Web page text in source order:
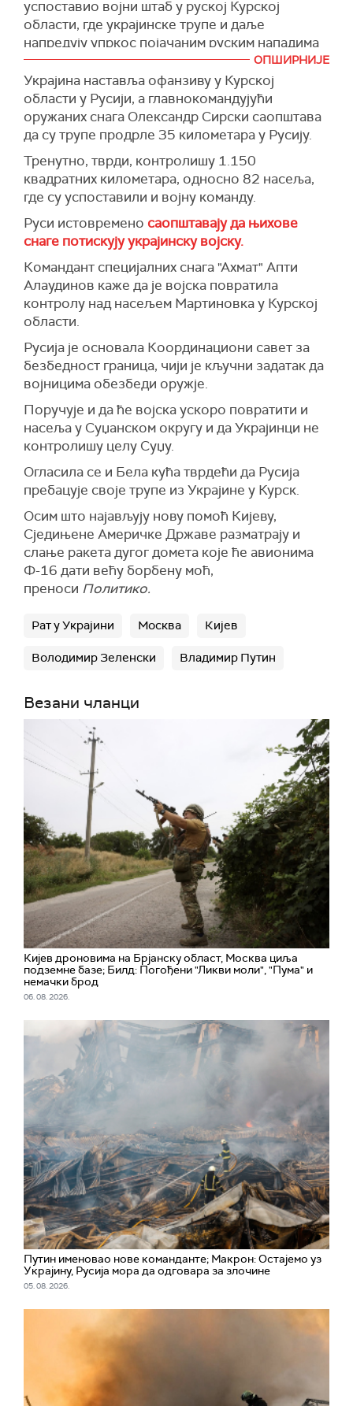
Антонов.
(Reuters)
успоставио војни штаб у руској Курској
области, где украјинске трупе и даље
напредују упркос појачаним руским нападима
на исток Украјине.
"Идемо напред у Курској области. Створена је
војна команда која мора да обезбеди ред и све
потребе локалног становништва", навео је
Сирски у писаној изјави на свомТелеграм
каналу.
Ддодао је да ће штабом руководити генерал-
мајор Едуард Москаљов.
(Танјуг)
ОПШИРНИЈЕ
Украјина наставља офанзиву у Курској
области у Русији, а главнокомандујући
оружаних снага Олександр Сирски саопштава
да су трупе продрле 35 километара у Русију.
Тренутно, тврди, контролишу 1.150
квадратних километара, односно 82 насеља,
где су успоставили и војну команду.
Руси истовремено саопштавају да њихове
снаге потискују украјинску војску.
Командант специјалних снага "Ахмат" Апти
Алаудинов каже да је војска повратила
контролу над насељем Мартиновка у Курској
области.
Русија је основала Координациони савет за
безбедност граница, чији је кључни задатак да
војницима обезбеди оружје.
Поручује и да ће војска ускоро повратити и
насеља у Суџанском округу и да Украјинци не
контролишу целу Суџу.
Огласила се и Бела кућа тврдећи да Русија
пребацује своје трупе из Украјине у Курск.
Осим што најављују нову помоћ Кијеву,
Сједињене Америчке Државе разматрају и
слање ракета дугог домета које ће авионима
Ф-16 дати већу борбену моћ,
преноси Политико.
Рат у Украјини Москва Кијев
Володимир Зеленски Владимир Путин
Везани чланци
Кијев дроновима на Брјанску област, Москва циља
подземне базе; Билд: Погођени "Ликви моли", "Пума" и
немачки брод
06. 08. 2026.
Путин именовао нове команданте; Макрон: Остајемо уз
Украјину, Русија мора да одговара за злочине
05. 08. 2026.